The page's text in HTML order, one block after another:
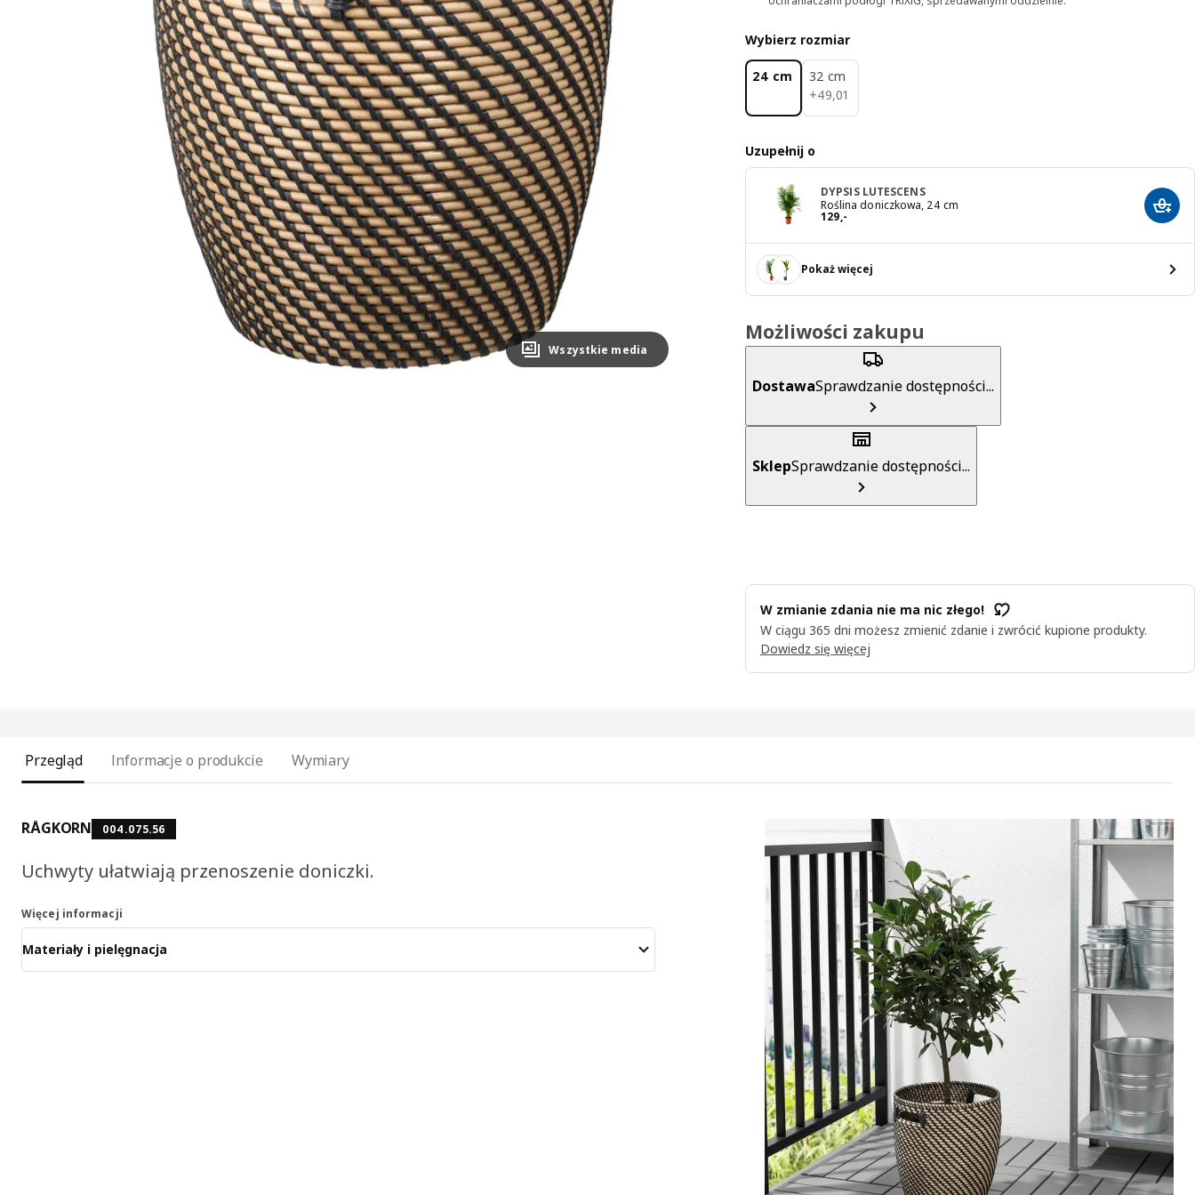
Image zoomed out, normal view
Wszystkie media
Wybierz rozmiar
24 cm
32 cm
+49,01
49,01
Uzupełnij o
DYPSIS LUTESCENS
Roślina doniczkowa, 24 cm
129,-
Cena 129,-
Pokaż więcej
Możliwości zakupu
DostawaSprawdzanie dostępności...
SklepSprawdzanie dostępności...
W zmianie zdania nie ma nic złego!
W ciągu 365 dni możesz zmienić zdanie i zwrócić kupione produkty.
Dowiedz się więcej
Przegląd Informacje o produkcie Wymiary
RÅGKORN 004.075.56
Uchwyty ułatwiają przenoszenie doniczki.
Więcej informacji
Materiały i pielęgnacja